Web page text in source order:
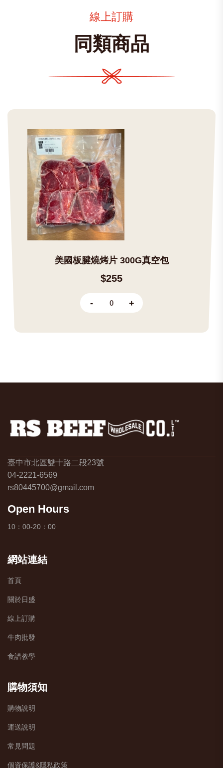
線上訂購
同類商品
美國板腱燒烤片 300G真空包
$255
- +
臺中市北區雙十路二段23號
04-2221-6569
rs80445700@gmail.com
Open Hours
10：00-20：00
網站連結
首頁
關於日盛
線上訂購
牛肉批發
食譜教學
購物須知
購物說明
運送說明
常見問題
個資保護&隱私政策